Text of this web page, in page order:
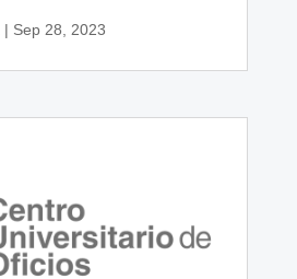
| Sep 28, 2023